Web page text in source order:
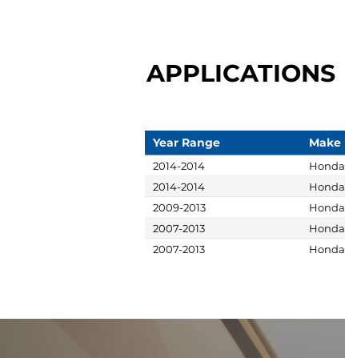
APPLICATIONS
Year Range Make
2014-2014 Honda
2014-2014
Honda
2009-2013
Honda
2007-2013
Honda
2007-2013
Honda